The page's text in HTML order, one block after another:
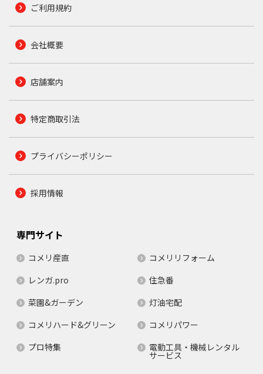
ご利用規約
会社概要
店舗案内
特定商取引法
プライバシーポリシー
採用情報
専門サイト
コメリ産直
コメリリフォーム
レンガ.pro
住急番
菜園&ガーデン
灯油宅配
コメリハード&グリーン
コメリパワー
プロ特集
電動工具・機械レンタル
サービス